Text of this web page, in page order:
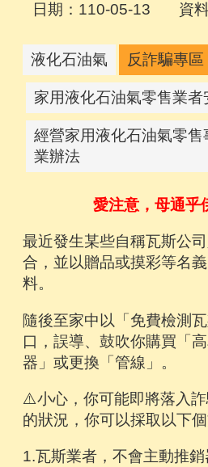
日期：110-05-13 資料
液化石油氣
反詐騙專區
家用液化石油氣零售業
經營家用液化石油氣零
業辦法
愛注意，母通乎
最近發生某些自稱瓦斯公
合，並以贈品或摸彩等名
料。
隨後至家中以「免費檢測
口，誤導、鼓吹你購買「
器」或更換「管線」。
⚠️小心，你可能即將落入
的狀況，你可以採取以下個
1.瓦斯業者，不會主動推銷